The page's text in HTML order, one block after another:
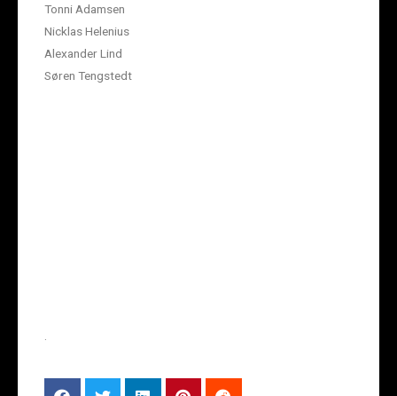
Tonni Adamsen
Nicklas Helenius
Alexander Lind
Søren Tengstedt
.